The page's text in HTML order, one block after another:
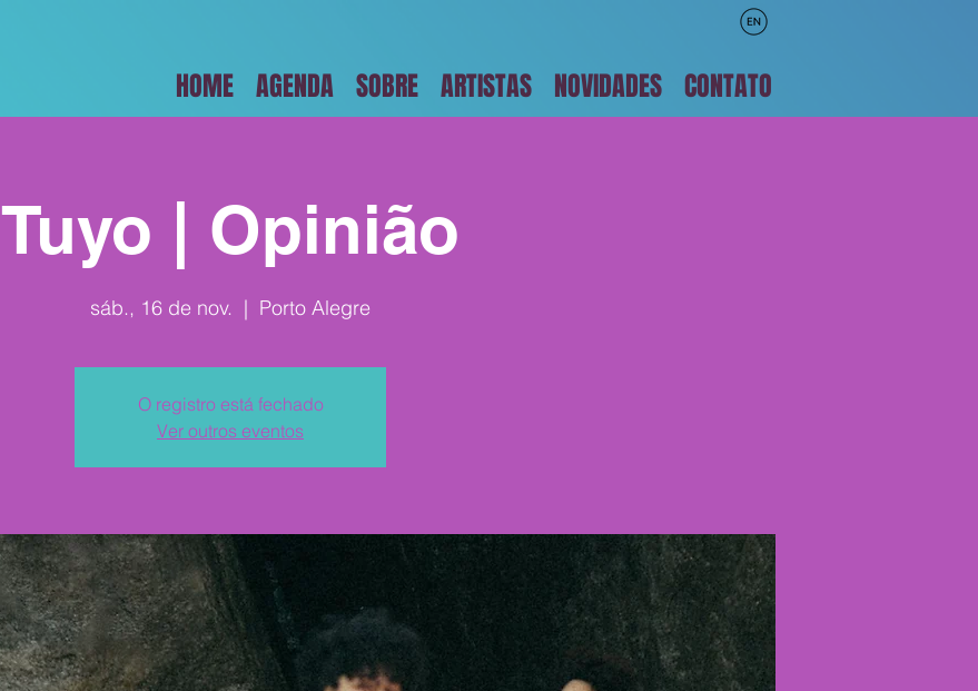
HOME AGENDA SOBRE ARTISTAS NOVIDADES CONTATO
Tuyo | Opinião
sáb., 16 de nov.
  |
Porto Alegre
O registro está fechado
Ver outros eventos